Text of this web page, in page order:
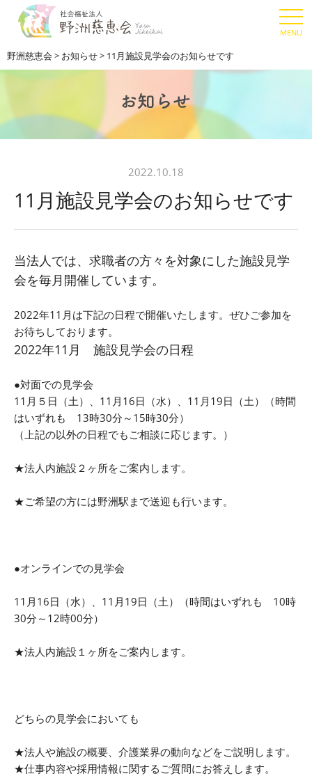
野洲慈恵会 > お知らせ> 11月施設見学会のお知らせです
2022.10.18
11月施設見学会のお知らせです
当法人では、求職者の方々を対象にした施設見学
会を毎月開催しています。
2022年11月は下記の日程で開催いたします。ぜひご参加を
お待ちしております。
2022年11 月 施設見学会の日程
●対面での見学会
11月５日（土）、11月16日（水）、11月19日（土）
（時間
はいずれも 13時30分～15時30分）
（上記の以外の日程でもご相談に応じます。）
★法人内施設２ヶ所をご案内します。
★ご希望の方には野洲駅まで送迎も行います。
●オンラインでの見学会
11月16日（水）、11月19日（土）
（時間はいずれも 10時
30分～12時00分）
★法人内施設１ヶ所をご案内します。
どちらの見学会においても
★法人や施設の概要、介護業界の動向などをご説明します。
★仕事内容や採用情報に関するご質問にお答えします。